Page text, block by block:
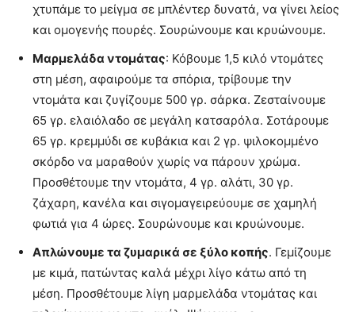
χτυπάμε το μείγμα σε μπλέντερ δυνατά, να γίνει λείος
και ομογενής πουρές. Σουρώνουμε και κρυώνουμε.
Μαρμελάδα ντομάτας: Κόβουμε 1,5 κιλό ντομάτες
στη μέση, αφαιρούμε τα σπόρια, τρίβουμε την
ντομάτα και ζυγίζουμε 500 γρ. σάρκα. Ζεσταίνουμε
65 γρ. ελαιόλαδο σε μεγάλη κατσαρόλα. Σοτάρουμε
65 γρ. κρεμμύδι σε κυβάκια και 2 γρ. ψιλοκομμένο
σκόρδο να μαραθούν χωρίς να πάρουν χρώμα.
Προσθέτουμε την ντομάτα, 4 γρ. αλάτι, 30 γρ.
ζάχαρη, κανέλα και σιγομαγειρεύουμε σε χαμηλή
φωτιά για 4 ώρες. Σουρώνουμε και κρυώνουμε.
Απλώνουμε τα ζυμαρικά σε ξύλο κοπής. Γεμίζουμε
με κιμά, πατώντας καλά μέχρι λίγο κάτω από τη
μέση. Προσθέτουμε λίγη μαρμελάδα ντομάτας και